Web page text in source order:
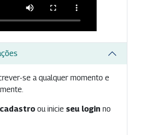
se a qualquer momento e
ou inicie seu login no